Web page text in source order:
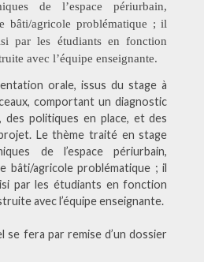
de l’espace périurbain,
bâti/agricole problématique ; il
par les étudiants en fonction
avec l’équipe enseignante.
orale, issus du stage à
comportant un diagnostic
des politiques en place, et des
Le thème traité en stage
de l’espace périurbain,
bâti/agricole problématique ; il
par les étudiants en fonction
avec l’équipe enseignante.
se fera par remise d’un dossier